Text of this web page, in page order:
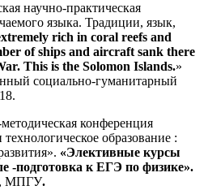
научно-практическая
языка. Традиции, язык,
rich in coral reefs and
of ships and aircraft sank there
This is the Solomon Islands.»
социально-гуманитарный
конференция
образование :
«Элективные курсы
-подготовка к ЕГЭ по физике».
МПГУ.